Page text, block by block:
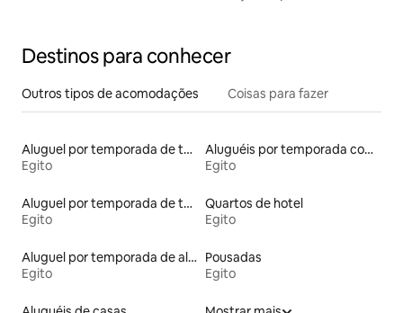
Destinos para conhecer
Outros tipos de acomodações Coisas para fazer
Aluguel por temporada de townhouses
Egito
Aluguéis por temporada com suítes privativas
Egito
Aluguel por temporada de tendas
Egito
Quartos de hotel
Egito
Aluguel por temporada de alojamentos ecológicos
Egito
Pousadas
Egito